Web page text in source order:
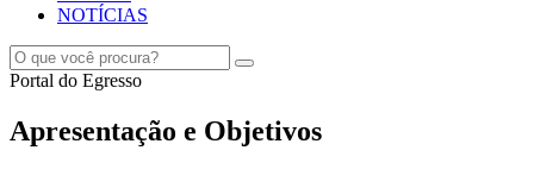
NOTÍCIAS
Portal do Egresso
Apresentação e Objetivos